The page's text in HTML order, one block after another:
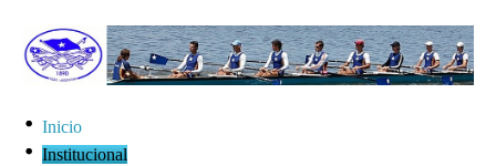
Inicio
Institucional